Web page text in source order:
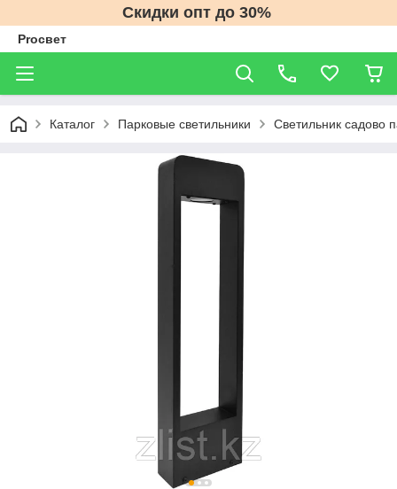
Скидки опт до 30%
Proсвет
Каталог Парковые светильники Светильник садово